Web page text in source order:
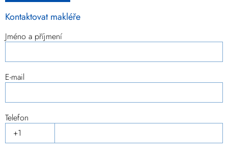
Kontaktovat makléře
Jméno a příjmení
E-mail
Telefon